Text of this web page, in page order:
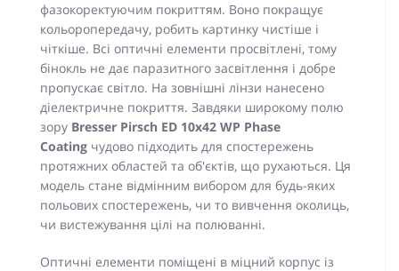
фазокоректуючим покриттям. Воно покращує
кольоропередачу, робить картинку чистіше і
чіткіше. Всі оптичні елементи просвітлені, тому
бінокль не дає паразитного засвітлення і добре
пропускає світло. На зовнішні лінзи нанесено
діелектричне покриття. Завдяки широкому полю
зору Bresser Pirsch ED 10x42 WP Phase
Coating чудово підходить для спостережень
протяжних областей та об'єктів, що рухаються. Ця
модель стане відмінним вибором для будь-яких
польових спостережень, чи то вивчення околиць,
чи вистежування цілі на полюванні.
Оптичні елементи поміщені в міцний корпус із